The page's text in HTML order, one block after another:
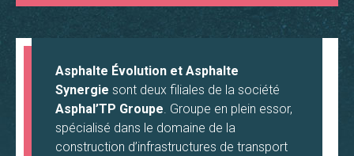
Asphalte Évolution et Asphalte
Synergie sont deux filiales de la société
Asphal’TP Groupe. Groupe en plein essor,
spécialisé dans le domaine de la
construction d’infrastructures de transport